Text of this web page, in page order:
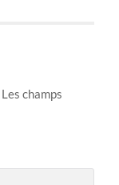
Les champs